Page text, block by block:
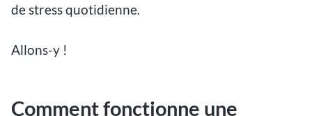
de stress quotidienne.
Allons-y !
Comment fonctionne une